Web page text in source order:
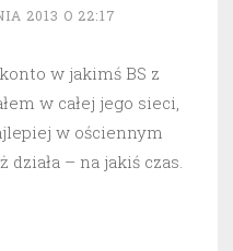
2013 O 22:17
w jakimś BS z
w całej jego sieci,
w ościennym
– na jakiś czas.